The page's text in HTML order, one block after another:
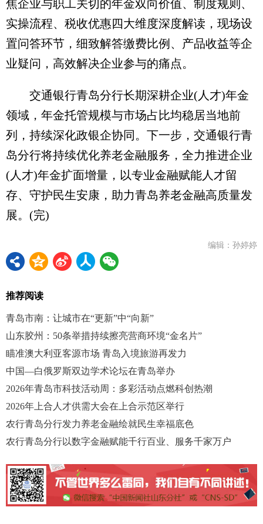
焦企业与职工关切的年金双向价值、制度规则、
实操流程、税收优惠四大维度深度解读，现场设
置问答环节，细致解答缴费比例、产品收益等企
业疑问，高效解决企业参与的痛点。
交通银行青岛分行长期深耕企业(人才)年金
领域，年金托管规模与市场占比均稳居当地前
列，持续深化政银企协同。下一步，交通银行青
岛分行将持续优化养老金融服务，全力推进企业
(人才)年金扩面增量，以专业金融赋能人才留
存、守护民生安康，助力青岛养老金融高质量发
展。(完)
编辑：孙婷婷
推荐阅读
青岛市南：让城市在“更新”中“向新”
山东胶州：50条举措持续擦亮营商环境“金名片”
瞄准澳大利亚客源市场 青岛入境旅游再发力
中国—白俄罗斯双边学术论坛在青岛举办
2026年青岛市科技活动周：多彩活动点燃科创热潮
2026年上合人才供需大会在上合示范区举行
农行青岛分行发力养老金融绘就民生幸福底色
农行青岛分行以数字金融赋能千行百业、服务千家万户